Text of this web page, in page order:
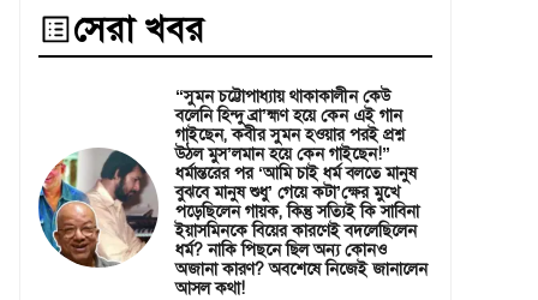
সেরা খবর
“সুমন চট্টোপাধ্যায় থাকাকালীন কেউ
বলেনি হিন্দু ব্রা’হ্মণ হয়ে কেন এই গান
গাইছেন, কবীর সুমন হওয়ার পরই প্রশ্ন
উঠল মুস’লমান হয়ে কেন গাইছেন!”
ধর্মান্তরের পর ‘আমি চাই ধর্ম বলতে মানুষ
বুঝবে মানুষ শুধু’ গেয়ে কটা’ক্ষের মুখে
পড়েছিলেন গায়ক, কিন্তু সত্যিই কি সাবিনা
ইয়াসমিনকে বিয়ের কারণেই বদলেছিলেন
ধর্ম? নাকি পিছনে ছিল অন্য কোনও
অজানা কারণ? অবশেষে নিজেই জানালেন
আসল কথা!